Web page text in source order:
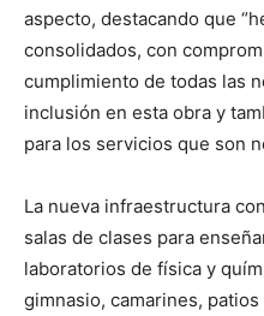
aspecto, destacando que
consolidados, con
cumplimiento de todas las
inclusión en esta obra y
para los servicios que son
La nueva infraestructura
salas de clases para
laboratorios de física y
gimnasio, camarines,